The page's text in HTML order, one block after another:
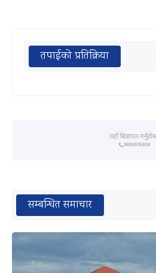
तपाईको प्रतिक्रिया
सम्बन्धित समाचार